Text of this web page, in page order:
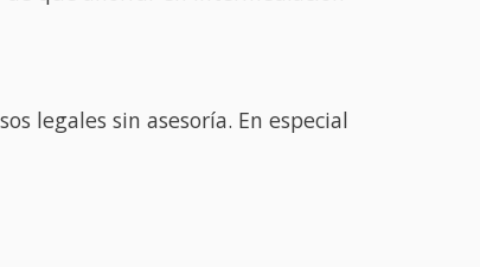
legales sin asesoría. En especial